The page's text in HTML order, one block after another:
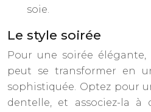
soie.
Le style soirée
Pour une soirée
peut se transformer en
sophistiquée. Optez pour
dentelle, et associez-la à